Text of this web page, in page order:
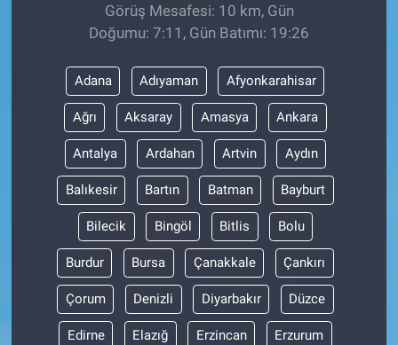
Görüş Mesafesi: 10 km, Gün
Doğumu: 7:11, Gün Batımı: 19:26
Adana Adıyaman Afyonkarahisar
Ağrı Aksaray Amasya Ankara
Antalya Ardahan Artvin Aydın
Balıkesir Bartın Batman Bayburt
Bilecik Bingöl Bitlis Bolu
Burdur Bursa Çanakkale Çankırı
Çorum Denizli Diyarbakır Düzce
Edirne Elazığ Erzincan Erzurum